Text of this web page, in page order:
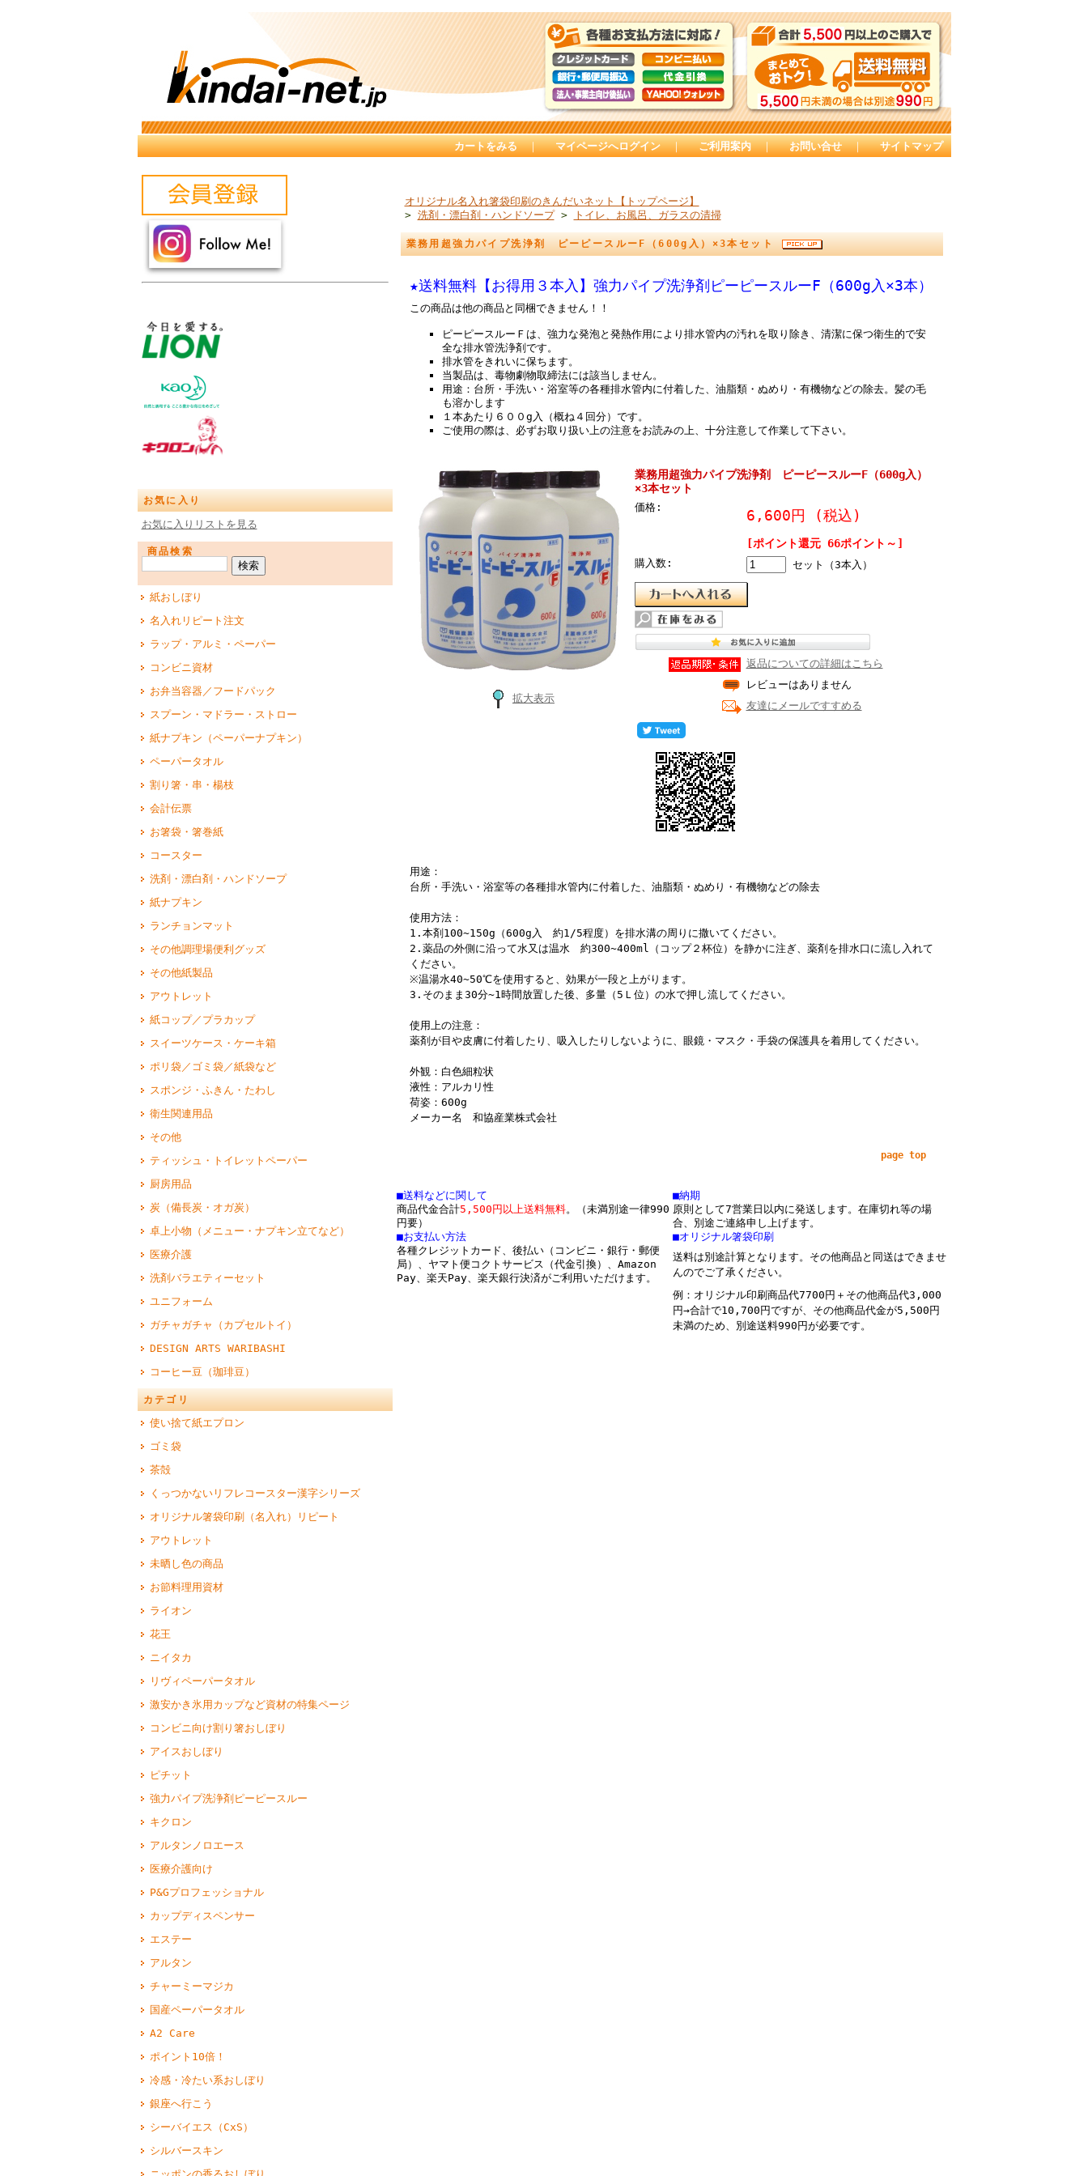
カートをみる ｜ マイページへログイン ｜ ご利用案内 ｜ お問い合せ ｜ サイトマップ
お気に入り
お気に入りリストを見る
商品検索
紙おしぼり
名入れリピート注文
ラップ・アルミ・ペーパー
コンビニ資材
お弁当容器／フードパック
スプーン・マドラー・ストロー
紙ナプキン（ペーパーナプキン）
ペーパータオル
割り箸・串・楊枝
会計伝票
お箸袋・箸巻紙
コースター
洗剤・漂白剤・ハンドソープ
紙ナプキン
ランチョンマット
その他調理場便利グッズ
その他紙製品
アウトレット
紙コップ／プラカップ
スイーツケース・ケーキ箱
ポリ袋／ゴミ袋／紙袋など
スポンジ・ふきん・たわし
衛生関連用品
その他
ティッシュ・トイレットペーパー
厨房用品
炭（備長炭・オガ炭）
卓上小物（メニュー・ナプキン立てなど）
医療介護
洗剤バラエティーセット
ユニフォーム
ガチャガチャ（カプセルトイ）
DESIGN ARTS WARIBASHI
コーヒー豆（珈琲豆）
カテゴリ
使い捨て紙エプロン
ゴミ袋
茶殻
くっつかないリフレコースター漢字シリーズ
オリジナル箸袋印刷（名入れ）リピート
アウトレット
未晒し色の商品
お節料理用資材
ライオン
花王
ニイタカ
リヴィペーパータオル
激安かき氷用カップなど資材の特集ページ
コンビニ向け割り箸おしぼり
アイスおしぼり
ピチット
強力パイプ洗浄剤ピーピースルー
キクロン
アルタンノロエース
医療介護向け
P&Gプロフェッショナル
カップディスペンサー
エステー
アルタン
チャーミーマジカ
国産ペーパータオル
A2 Care
ポイント10倍！
冷感・冷たい系おしぼり
銀座へ行こう
シーバイエス（CxS）
シルバースキン
オリジナル名入れ箸袋印刷のきんだいネット【トップページ】
> 洗剤・漂白剤・ハンドソープ> トイレ、お風呂、ガラスの清掃
業務用超強力パイプ洗浄剤 ピーピースルーF（600g入）×3本セット
★送料無料【お得用３本入】強力パイプ洗浄剤ピーピースルーF（600g入×3本）
この商品は他の商品と同梱できません！！
ピーピースルーＦは、強力な発泡と発熱作用により排水管内の汚れを取り除き、清潔に保つ衛生的で安
全な排水管洗浄剤です。
排水管をきれいに保ちます。
当製品は、毒物劇物取締法には該当しません。
用途：台所・手洗い・浴室等の各種排水管内に付着した、油脂類・ぬめり・有機物などの除去。髪の毛
も溶かします
１本あたり６００g入（概ね４回分）です。
ご使用の際は、必ずお取り扱い上の注意をお読みの上、十分注意して作業して下さい。
拡大表示
業務用超強力パイプ洗浄剤 ピーピースルーF（600g入）
×3本セット
価格: 6,600円 (税込)
[ポイント還元 66ポイント～]
購入数: セット（3本入）
返品についての詳細はこちら
レビューはありません
友達にメールですすめる
用途：
台所・手洗い・浴室等の各種排水管内に付着した、油脂類・ぬめり・有機物などの除去
使用方法：
1.本剤100~150g（600g入 約1/5程度）を排水溝の周りに撒いてください。
2.薬品の外側に沿って水又は温水 約300~400ml（コップ２杯位）を静かに注ぎ、薬剤を排水口に流し入れて
ください。
※温湯水40~50℃を使用すると、効果が一段と上がります。
3.そのまま30分~1時間放置した後、多量（5Ｌ位）の水で押し流してください。
使用上の注意：
薬剤が目や皮膚に付着したり、吸入したりしないように、眼鏡・マスク・手袋の保護具を着用してください。
外観：白色細粒状
液性：アルカリ性
荷姿：600g
メーカー名 和協産業株式会社
page top
■送料などに関して
商品代金合計5,500円以上送料無料。（未満別途一律990
円要）
■納期
原則として7営業日以内に発送します。在庫切れ等の場
合、別途ご連絡申し上げます。
■お支払い方法
各種クレジットカード、後払い（コンビニ・銀行・郵便
局）、ヤマト便コクトサービス（代金引換）、Amazon
Pay、楽天Pay、楽天銀行決済がご利用いただけます。
■オリジナル箸袋印刷
送料は別途計算となります。その他商品と同送はできませ
んのでご了承ください。
例：オリジナル印刷商品代7700円＋その他商品代3,000
円→合計で10,700円ですが、その他商品代金が5,500円
未満のため、別途送料990円が必要です。